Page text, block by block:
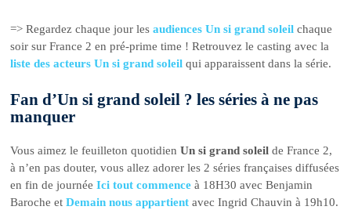
=> Regardez chaque jour lesaudiences Un si grand soleil chaque
soir sur France 2 en pré-prime time ! Retrouvez le casting avec la
liste des acteurs Un si grand soleil qui apparaissent dans la série.
Fan d’Un si grand soleil ? les séries à ne pas
manquer
Vous aimez le feuilleton quotidienUn si grand soleil de France 2,
à n’en pas douter, vous allez adorer les 2 séries françaises diffusées
en fin de journéeIci tout commence à 18H30 avec Benjamin
Baroche etDemain nous appartient avec Ingrid Chauvin à 19h10.